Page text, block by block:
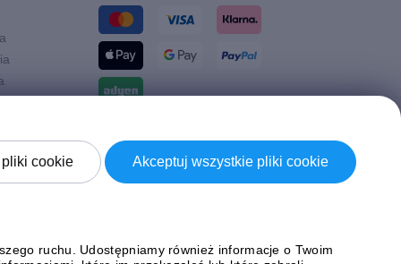
Wysyłki z
cookie
Akceptuj wszystkie pliki cookie
ruchu. Udostępniamy również informacje o Twoim